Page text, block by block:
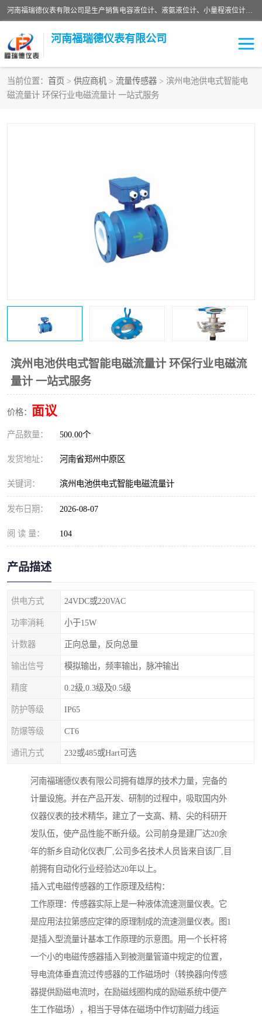
河南福瑞德仪表有限公司是生产销售电容液位计、液氨液位计、小量程液位计定制、智能锅炉水位计、液氮液位计等；并在产品开发、研制的过程中，吸取国内外仪器仪表的技术精华，建立了一支高、精、尖的科研开发队伍，使产品性能不断升级。
河南福瑞德仪表有限公司
当前位置： 首页 > 供应商机 > 流量传感器 > 滨州电池供电式智能电
磁流量计 环保行业电磁流量计 一站式服务
滨州电池供电式智能电磁流量计 环保行业电磁流
量计 一站式服务
价格： 面议
产品数量： 500.00个
发货地址： 河南省郑州中原区
关键词： 滨州电池供电式智能电磁流量计
发布日期： 2026-08-07
阅 读 量： 104
产品描述
供电方式 24VDC或220VAC
功率消耗 小于15W
计数器 正向总量，反向总量
输出信号 模拟输出，频率输出，脉冲输出
精度 0.2级,0.3级及0.5级
防护等级 IP65
防爆等级 CT6
通讯方式 232或485或Hart可选
河南福瑞德仪表有限公司拥有雄厚的技术力量，完备的
计量设施。并在产品开发、研制的过程中，吸取国内外
仪器仪表的技术精华，建立了一支高、精、尖的科研开
发队伍，使产品性能不断升级。公司前身是建厂达20余
年的新乡自动化仪表厂,公司多名技术人员皆来自该厂,目
前拥有自动化行业经验达20年以上。
插入式电磁传感器的工作原理及结构：
工作原理：传感器实际上是一种液体流速测量仪表。它
是应用法拉第感应定律的原理制成的流速测量仪表。图1
是插入型流量计基本工作原理的示意图。用一个长杆将
一个小的电磁传感器插入到被测量管道中规定的位置，
导电流体垂直流过传感器的工作磁场时（转换器向传感
器提供励磁电流时，在励磁线圈构成的励磁系统中便产
生工作磁场），相当于导体在磁场中作切割磁力线运
液位计 液位传感器
液位计传感器定制
物位计
测漏仪
流量仪表 加油站液位仪